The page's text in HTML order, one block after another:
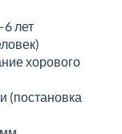
лет
хорового
(постановка